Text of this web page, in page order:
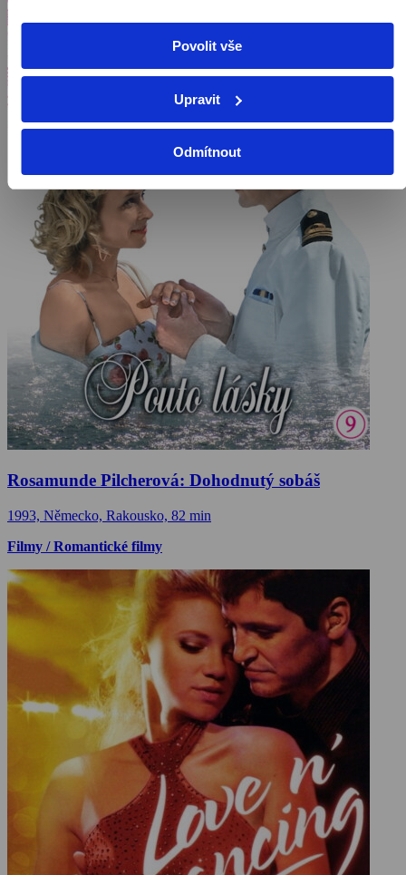
Povolit vše
Upravit
Odmítnout
Rosamunde Pilcherová: Dohodnutý sobáš
1993, Německo, Rakousko, 82 min
Filmy / Romantické filmy